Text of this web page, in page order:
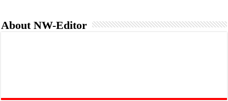
About NW-Editor